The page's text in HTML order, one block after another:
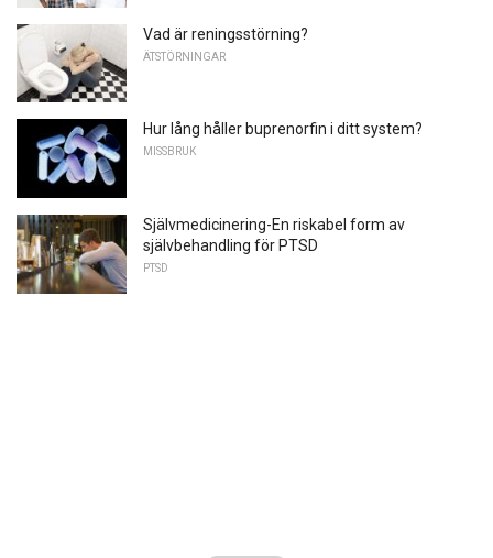
Vad är reningsstörning?
ÄTSTÖRNINGAR
Hur lång håller buprenorfin i ditt system?
MISSBRUK
Självmedicinering-En riskabel form av
självbehandling för PTSD
PTSD